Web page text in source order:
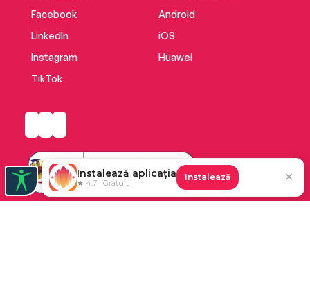
Facebook
LinkedIn
Instagram
TikTok
Android
iOS
Huawei
Instalează aplicația
★ 4.7 · Gratuit
Instalează ✕